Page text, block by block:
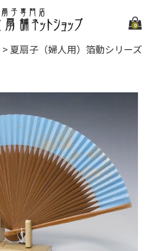
0
> 夏扇子（婦人用）箔動シリーズ